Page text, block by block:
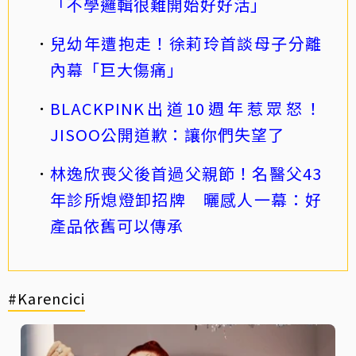
兒幼年遭抱走！徐莉玲首談母子分離
內幕「巨大傷痛」
BLACKPINK出道10週年惹眾怒！
JISOO公開道歉：讓你們失望了
林逸欣喪父後首過父親節！名醫父43
年診所熄燈卸招牌 曬感人一幕：好
產品依舊可以傳承
#Karencici